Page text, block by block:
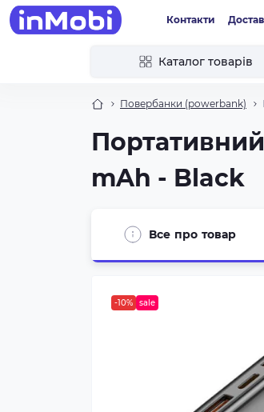
Контакти
Каталог товарів
Повербанки (powerbank)
mAh - Black
Все про товар
-10% sale